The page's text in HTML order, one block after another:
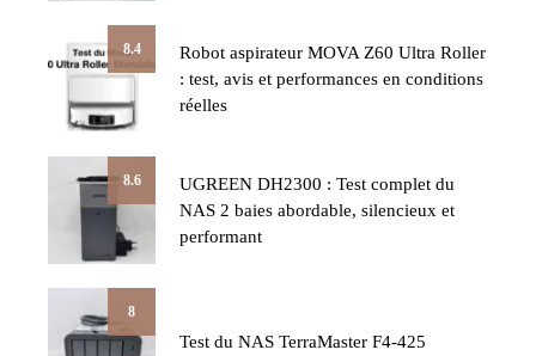
8.4
Robot aspirateur MOVA Z60 Ultra Roller
: test, avis et performances en conditions
réelles
8.6
UGREEN DH2300 : Test complet du
NAS 2 baies abordable, silencieux et
performant
8
Test du NAS TerraMaster F4-425